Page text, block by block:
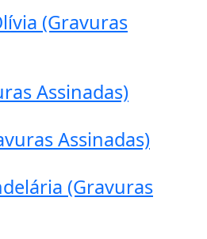
(Gravuras
Assinadas)
Assinadas)
(Gravuras